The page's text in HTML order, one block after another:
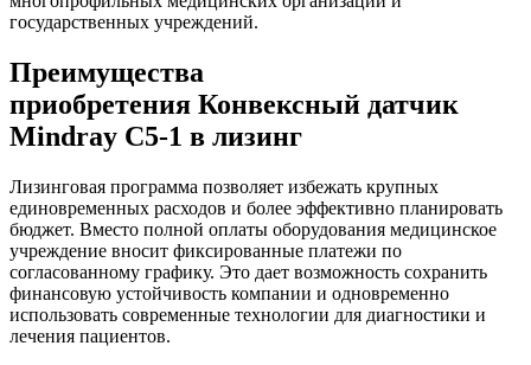
государственных учреждений.
Преимущества
приобретения Конвексный датчик
Mindray C5-1 в лизинг
Лизинговая программа позволяет избежать крупных
единовременных расходов и более эффективно планировать
бюджет. Вместо полной оплаты оборудования медицинское
учреждение вносит фиксированные платежи по
согласованному графику. Это дает возможность сохранить
финансовую устойчивость компании и одновременно
использовать современные технологии для диагностики и
лечения пациентов.